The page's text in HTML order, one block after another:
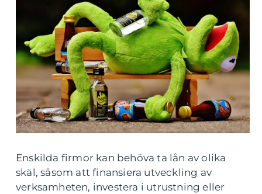
Enskilda firmor kan behöva ta lån av olika
skäl, såsom att finansiera utveckling av
verksamheten, investera i utrustning eller